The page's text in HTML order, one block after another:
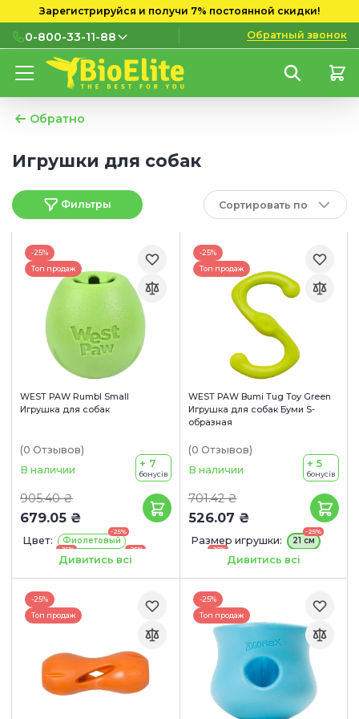
Зарегистрируйся и получи 7% постоянной скидки!
0-800-33-11-88
0-800-33-11-88
мобильных номеров
(073) 133 11 88
Обратный звонок
Обратно
Игрушки для собак
Фильтры Сортировать по
-25%
Топ продаж
WEST PAW Rumbl Small
Игрушка для собак
(0 Отзывов)
В наличии
905.40 ₴
679.05 ₴
+ 7
бонусів
Цвет:
-25%
Фиолетовый
-25%
Зеленый
-25%
Оранжевый
Размер игрушки:
Дивитись всі
-25%
Топ продаж
WEST PAW Bumi Tug Toy Green
Игрушка для собак Буми S-
образная
(0 Отзывов)
В наличии
701.42 ₴
526.07 ₴
+ 5
бонусів
Размер игрушки:
-25%
21 см
-25%
Дивитись всі
-25%
Топ продаж
-25%
Топ продаж